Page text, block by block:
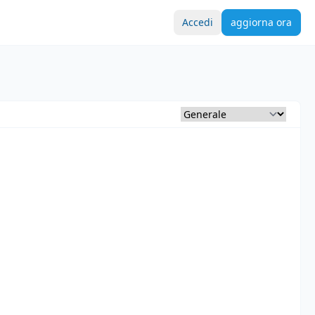
Accedi aggiorna ora